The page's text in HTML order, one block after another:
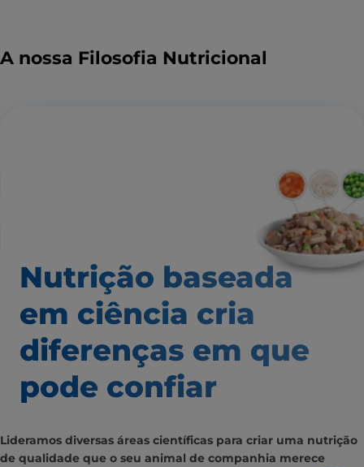
A nossa Filosofia Nutricional
Nutrição baseada
em ciência cria
diferenças em que
pode confiar
Lideramos diversas áreas científicas para criar uma nutrição
de qualidade que o seu animal de companhia merece